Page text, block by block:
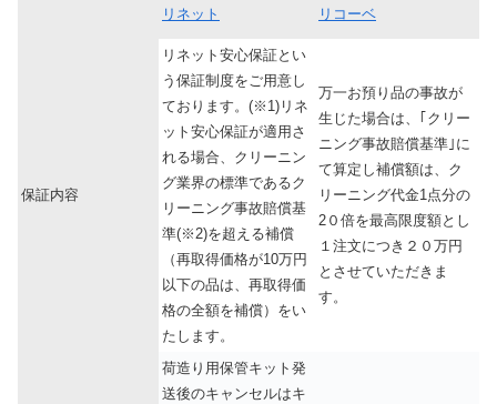
リネット リコーベ
保証内容
リネット安心保証とい
う保証制度をご用意し
ております。(※1)リネ
ット安心保証が適用さ
れる場合、クリーニン
グ業界の標準であるク
リーニング事故賠償基
準(※2)を超える補償
（再取得価格が10万円
以下の品は、再取得価
格の全額を補償）をい
たします。
万一お預り品の事故が
生じた場合は、｢クリー
ニング事故賠償基準｣に
て算定し補償額は、ク
リーニング代金1点分の
2０倍を最高限度額とし
１注文につき２０万円
とさせていただきま
す。
荷造り用保管キット発
送後のキャンセルはキ